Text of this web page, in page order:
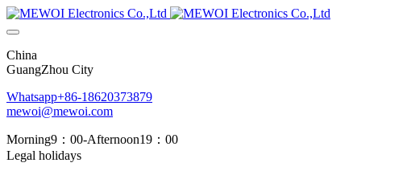
China
GuangZhou City
Whatsapp+86-18620373879
mewoi@mewoi.com
Morning9：00-Afternoon19：00
Legal holidays